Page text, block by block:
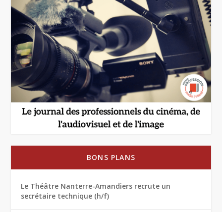
BONS PLANS
Le Théâtre Nanterre-Amandiers recrute un
secrétaire technique (h/f)